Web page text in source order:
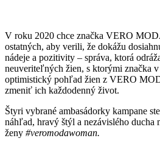
V roku 2020 chce značka VERO
ostatných, aby verili, že dokážu
nádeje a pozitivity – správa, ktorá
neuveriteľných žien, s ktorými značka v
optimistický pohľad žien z VERO
zmeniť ich každodenný život.
Štyri vybrané ambasádorky kampane
náhľad, hravý štýl a nezávislého
ženy #veromodawoman.